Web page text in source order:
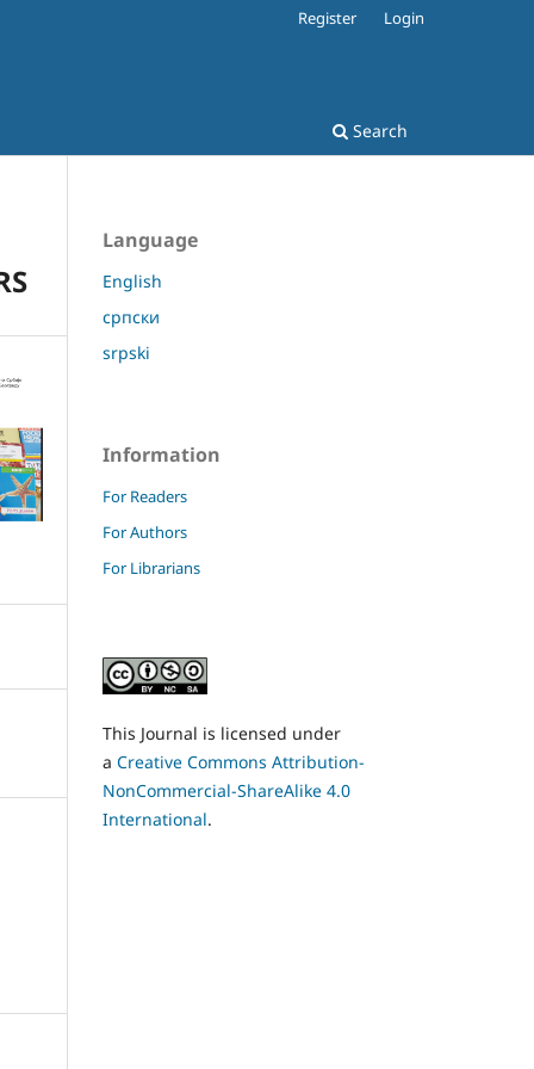
Search
Register Login
Language
English
српски
srpski
Information
For Readers
For Authors
For Librarians
This Journal is licensed under
a Creative Commons Attribution-
NonCommercial-ShareAlike 4.0
International.